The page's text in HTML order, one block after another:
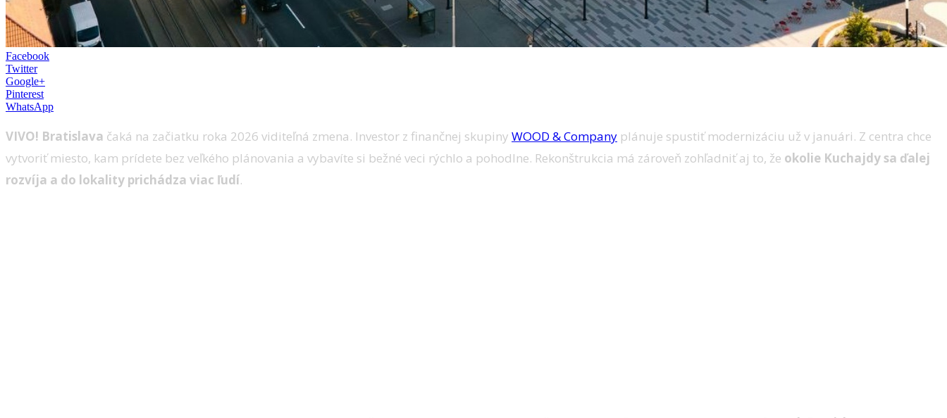
Facebook
Twitter
Google+
Pinterest
WhatsApp
VIVO! Bratislava čaká na začiatku roka 2026 viditeľná zmena. Investor z finančnej skupiny WOOD & Company plánuje spustiť modernizáciu už v januári. Z centra chce
vytvoriť miesto, kam prídete bez veľkého plánovania a vybavíte si bežné veci rýchlo a pohodlne. Rekonštrukcia má zároveň zohľadniť aj to, že okolie Kuchajdy sa ďalej
rozvíja a do lokality prichádza viac ľudí.